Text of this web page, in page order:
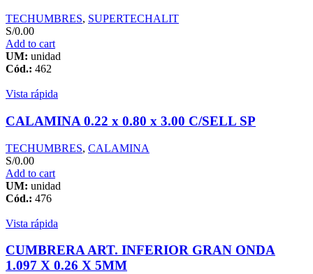
TECHUMBRES, SUPERTECHALIT
S/0.00
Add to cart
UM: unidad
Cód.: 462
Vista rápida
CALAMINA 0.22 x 0.80 x 3.00 C/SELL SP
TECHUMBRES, CALAMINA
S/0.00
Add to cart
UM: unidad
Cód.: 476
Vista rápida
CUMBRERA ART. INFERIOR GRAN ONDA
1.097 X 0.26 X 5MM